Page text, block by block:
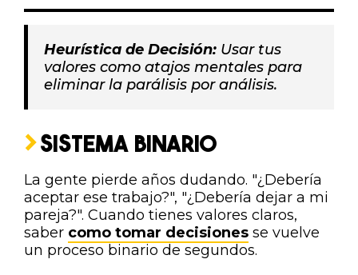
Heurística de Decisión: Usar tus
valores como atajos mentales para
eliminar la parálisis por análisis.
SISTEMA BINARIO
La gente pierde años dudando. "¿Debería
aceptar ese trabajo?", "¿Debería dejar a mi
pareja?". Cuando tienes valores claros,
saber como tomar decisiones se vuelve
un proceso binario de segundos.